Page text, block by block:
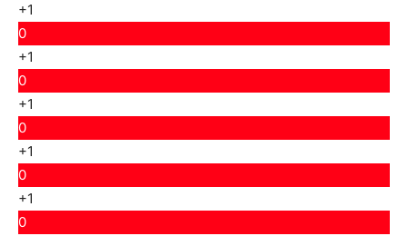
+1
0
+1
0
+1
0
+1
0
+1
0